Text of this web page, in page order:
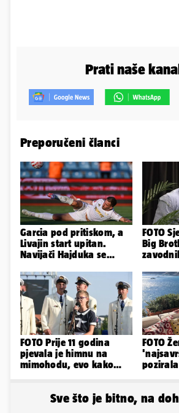
Prati naše
Preporučeni članci
Garcia pod pritiskom, a
Livajin start upitan.
Navijači Hajduka se
straha
FOTO
Big
FOTO Prije 11 godina
pjevala je himnu na
mimohodu, evo kako
FOTO
Sve što je bitno, na